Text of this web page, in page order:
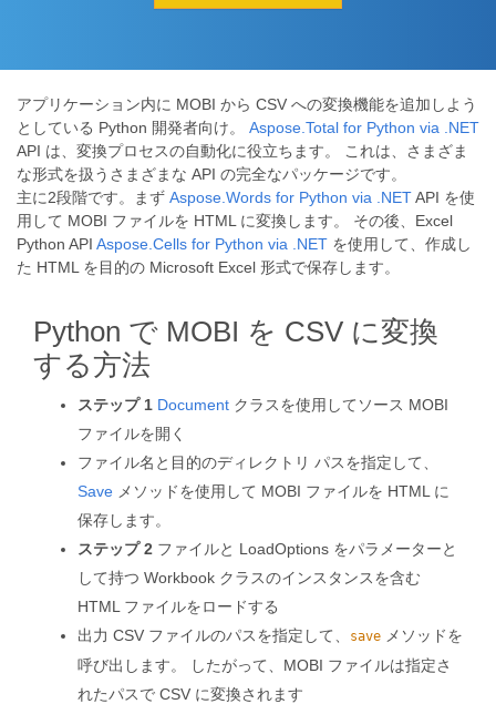
アプリケーション内に MOBI から CSV への変換機能を追加しよう
としている Python 開発者向け。 Aspose.Total for Python via .NET
API は、変換プロセスの自動化に役立ちます。 これは、さまざま
な形式を扱うさまざまな API の完全なパッケージです。
主に2段階です。まず Aspose.Words for Python via .NETAPI を使
用して MOBI ファイルを HTML に変換します。 その後、Excel
Python API Aspose.Cells for Python via .NET を使用して、作成し
た HTML を目的の Microsoft Excel 形式で保存します。
Python で MOBI を CSV に変換
する方法
ステップ 1 Document クラスを使用してソース MOBI
ファイルを開く
ファイル名と目的のディレクトリ パスを指定して、
Save メソッドを使用して MOBI ファイルを HTML に
保存します。
ステップ 2 ファイルと LoadOptions をパラメーターと
して持つ Workbook クラスのインスタンスを含む
HTML ファイルをロードする
出力 CSV ファイルのパスを指定して、
save メソッドを
呼び出します。 したがって、MOBI ファイルは指定さ
れたパスで CSV に変換されます